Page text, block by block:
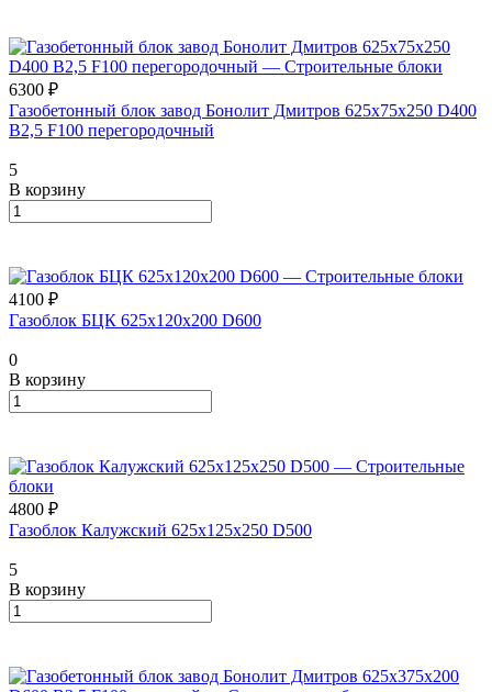
6300 ₽
Газобетонный блок завод Бонолит Дмитров 625х75х250 D400
В2,5 F100 перегородочный
5
В корзину
4100 ₽
Газоблок БЦК 625х120х200 D600
0
В корзину
4800 ₽
Газоблок Калужский 625х125х250 D500
5
В корзину